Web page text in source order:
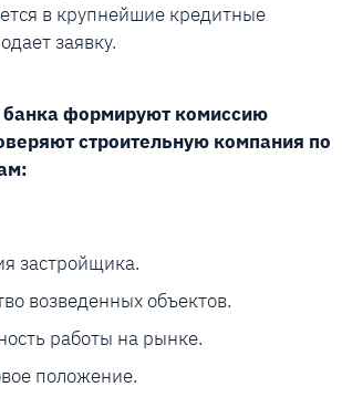
в крупнейшие кредитные
заявку.
банка формируют комиссию
строительную компания по
застройщика.
возведенных объектов.
работы на рынке.
положение.